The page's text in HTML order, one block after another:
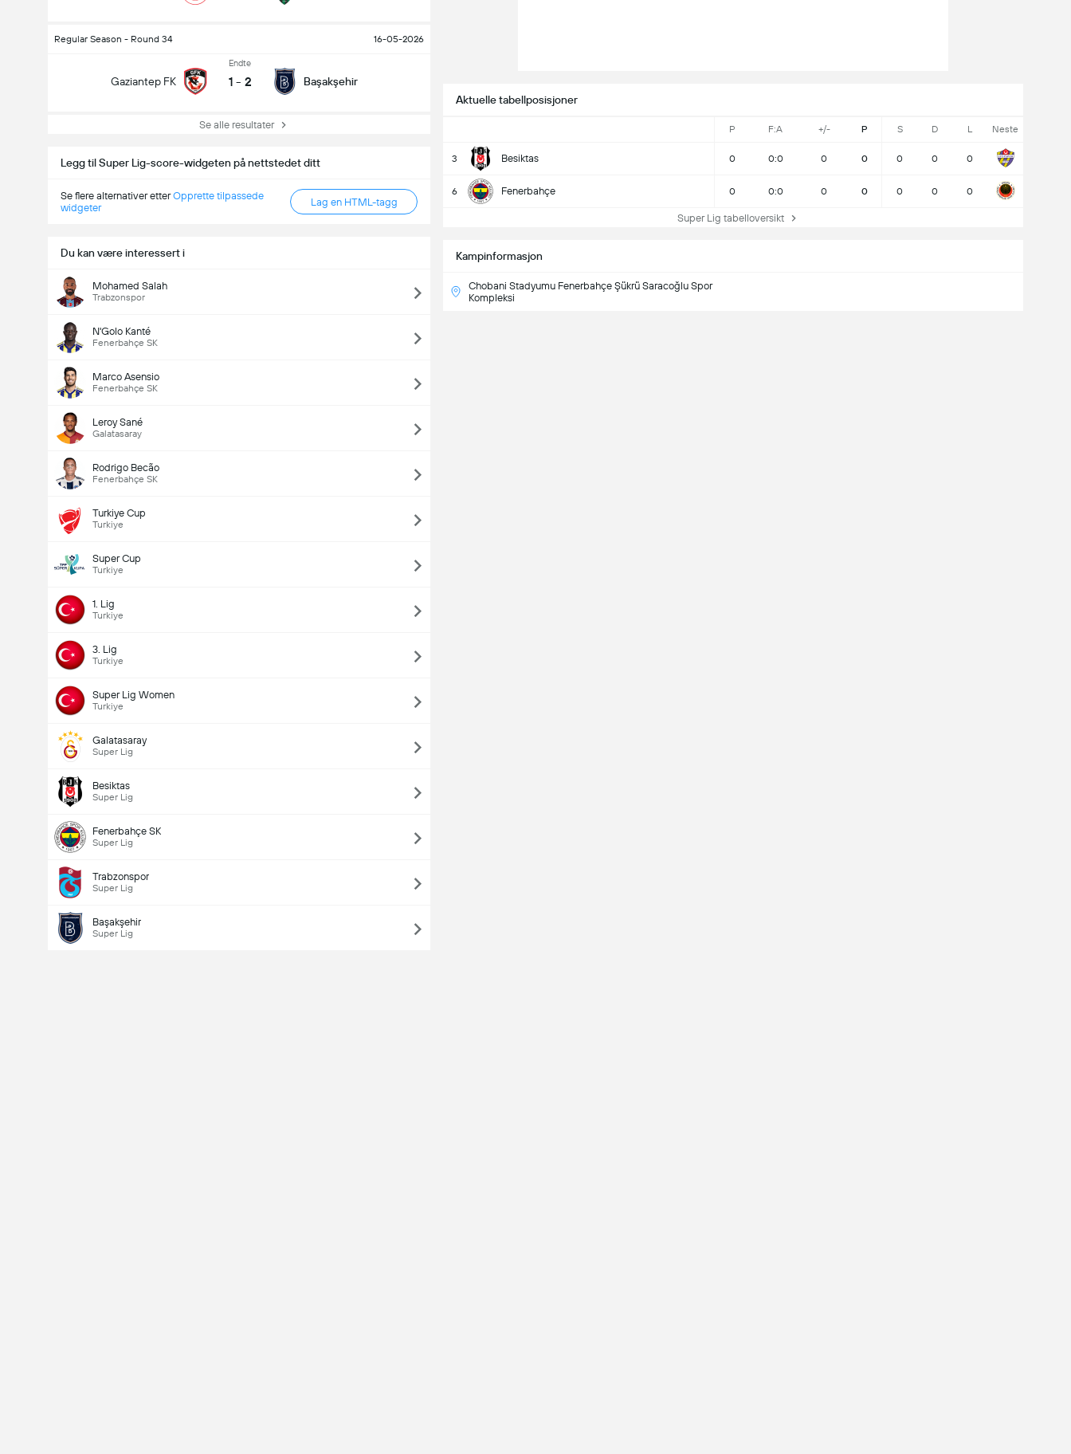
Regular Season - Round 34 16-05-2026
Gaziantep FK
Endte
1 - 2 Başakşehir
Se alle resultater
Legg til Super Lig-score-widgeten på nettstedet ditt
Se flere alternativer etterOpprette tilpassede
widgeter
Lag en HTML-tagg
Du kan være interessert i
Mohamed Salah
Trabzonspor
N'Golo Kanté
Fenerbahçe SK
Marco Asensio
Fenerbahçe SK
Leroy Sané
Galatasaray
Rodrigo Becão
Fenerbahçe SK
Turkiye Cup
Turkiye
Super Cup
Turkiye
1. Lig
Turkiye
3. Lig
Turkiye
Super Lig Women
Turkiye
Galatasaray
Super Lig
Besiktas
Super Lig
Fenerbahçe SK
Super Lig
Trabzonspor
Super Lig
Başakşehir
Super Lig
Aktuelle tabellposisjoner
P F:A +/- P S D L Neste
3 Besiktas 0 0:0 0 0 0 0 0
6 Fenerbahçe 0 0:0 0 0 0 0 0
Super Lig tabelloversikt
Kampinformasjon
Chobani Stadyumu Fenerbahçe Şükrü Saracoğlu Spor
Kompleksi